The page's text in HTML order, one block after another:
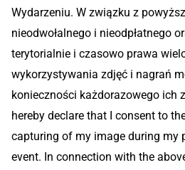
Wydarzeniu. W związku z
nieodwołalnego i nieodpłatnego
terytorialnie i czasowo prawa
wykorzystywania zdjęć i nagrań
konieczności każdorazowego ich
hereby declare that I consent to
capturing of my image during my
event. In connection with the